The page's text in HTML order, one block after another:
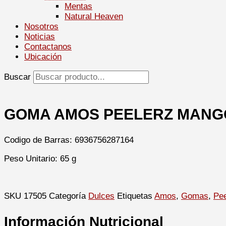
Mentas
Natural Heaven
Nosotros
Noticias
Contactanos
Ubicación
Buscar
GOMA AMOS PEELERZ
Codigo de Barras: 6936756287164
Peso Unitario: 65 g
SKU 17505 Categoría Dulces Etiquetas Amos, Gomas,
Información Nutricional